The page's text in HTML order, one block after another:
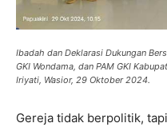
Ibadah dan Deklarasi Dukungan
GKI Wondama, dan PAM GKI
Iriyati, Wasior, 29 Oktober 2024.
Gereja tidak berpolitik,